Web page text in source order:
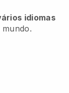
idiomas